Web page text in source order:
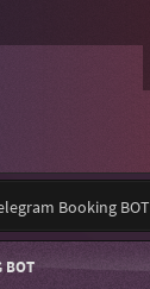
Booking BOT
BOT